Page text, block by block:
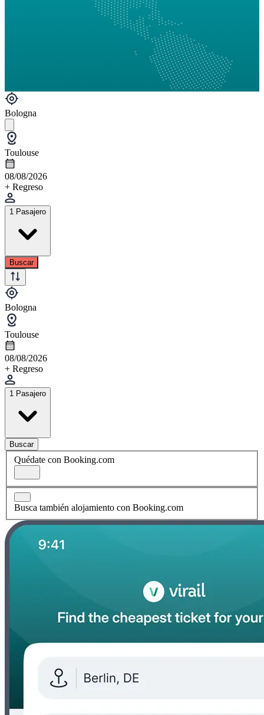
Bologna
Toulouse
08/08/2026
+ Regreso
1 Pasajero
Buscar
Bologna
Toulouse
08/08/2026
+ Regreso
1 Pasajero
Buscar
Quédate con Booking.com
Busca también alojamiento con Booking.com